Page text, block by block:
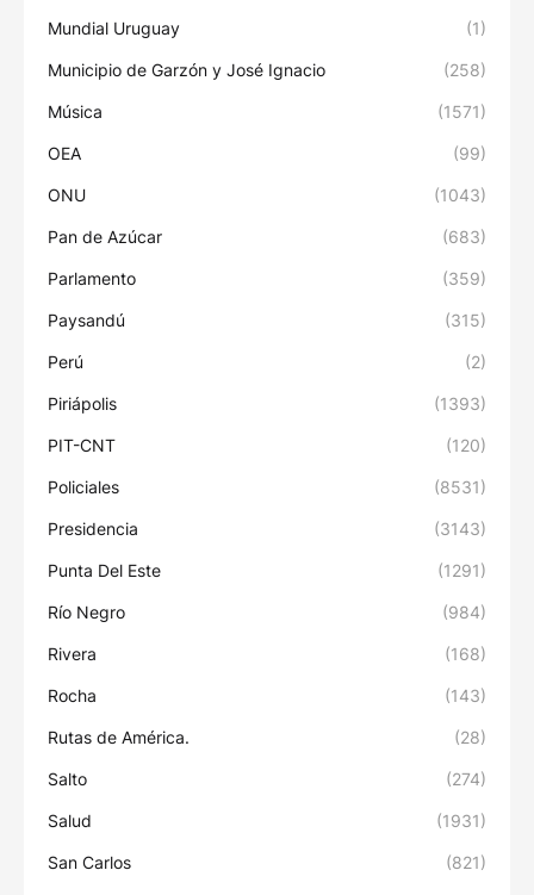
Mundial Uruguay (1)
Municipio de Garzón y José Ignacio (258)
Música (1571)
OEA (99)
ONU (1043)
Pan de Azúcar (683)
Parlamento (359)
Paysandú (315)
Perú (2)
Piriápolis (1393)
PIT-CNT (120)
Policiales (8531)
Presidencia (3143)
Punta Del Este (1291)
Río Negro (984)
Rivera (168)
Rocha (143)
Rutas de América. (28)
Salto (274)
Salud (1931)
San Carlos (821)